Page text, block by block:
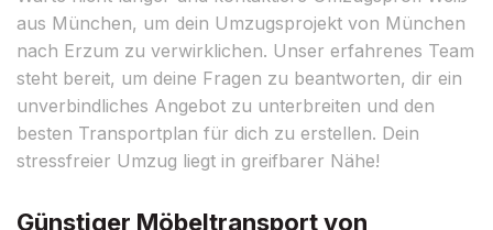
aus München, um dein Umzugsprojekt von München
nach Erzum zu verwirklichen. Unser erfahrenes Team
steht bereit, um deine Fragen zu beantworten, dir ein
unverbindliches Angebot zu unterbreiten und den
besten Transportplan für dich zu erstellen. Dein
stressfreier Umzug liegt in greifbarer Nähe!
Günstiger Möbeltransport von